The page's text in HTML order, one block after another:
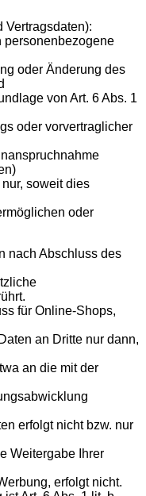
Vertragsdaten):
personenbezogene
oder Änderung des
von Art. 6 Abs. 1
oder vorvertraglicher
soweit dies
oder
nach Abschluss des
für Online-Shops,
an Dritte nur dann,
an die mit der
erfolgt nicht bzw. nur
Weitergabe Ihrer
erfolgt nicht.